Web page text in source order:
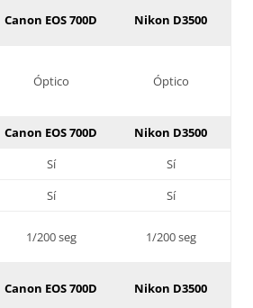
Canon EOS 700D Nikon D3500
Óptico Óptico
Canon EOS 700D
Nikon D3500
Sí
Sí
Sí
Sí
1/200 seg 1/200 seg
Canon EOS 700D Nikon D3500